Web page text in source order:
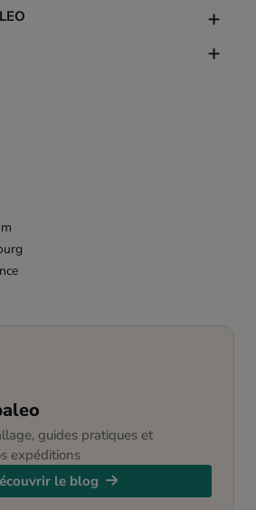
guides pratiques et
expéditions
le blog